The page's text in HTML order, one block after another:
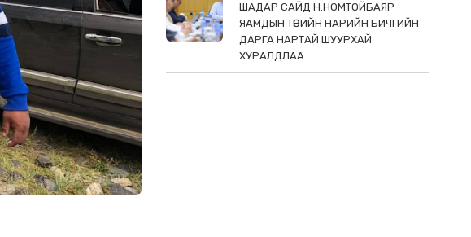
ШАДАР САЙД Н.НОМТОЙБАЯР
ЯАМДЫН ТӨРИЙН НАРИЙН БИЧГИЙН
ДАРГА НАРТАЙ ШУУРХАЙ
ХУРАЛДЛАА